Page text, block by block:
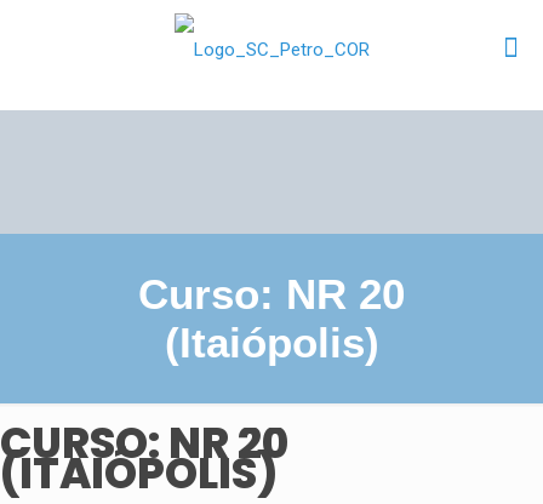
Curso: NR 20
(Itaiópolis)
CURSO: NR 20
(ITAIÓPOLIS)